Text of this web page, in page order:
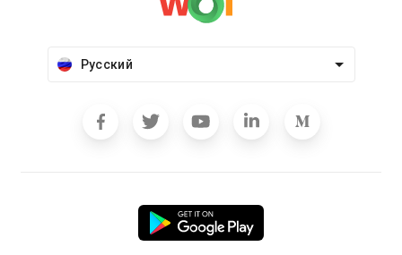
Русский